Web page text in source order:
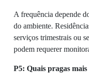
A frequência depende
do ambiente.
serviços trimestrais ou
podem requerer
P5: Quais pragas